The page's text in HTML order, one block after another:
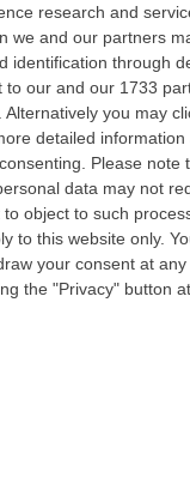
research and
we and our partners
identification through
our and our 1733
you may
detailed
Please note
data may not
object to such
to this website only.
your consent at
the "Privacy" button
della Calabria” su
«La decisione
alle provinciali
identificati da
principali